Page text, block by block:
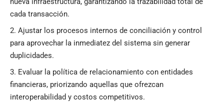
cada transacción.
Ajustar los procesos internos de conciliación y control
para aprovechar la inmediatez del sistema sin generar
duplicidades.
Evaluar la política de relacionamiento con entidades
financieras, priorizando aquellas que ofrezcan
interoperabilidad y costos competitivos.